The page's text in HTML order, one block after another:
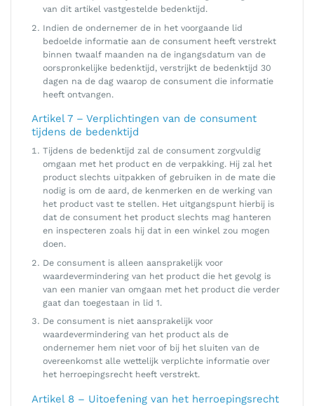
van dit artikel vastgestelde bedenktijd.
Indien de ondernemer de in het voorgaande lid
bedoelde informatie aan de consument heeft verstrekt
binnen twaalf maanden na de ingangsdatum van de
oorspronkelijke bedenktijd, verstrijkt de bedenktijd 30
dagen na de dag waarop de consument die informatie
heeft ontvangen.
Artikel 7 – Verplichtingen van de consument
tijdens de bedenktijd
Tijdens de bedenktijd zal de consument zorgvuldig
omgaan met het product en de verpakking. Hij zal het
product slechts uitpakken of gebruiken in de mate die
nodig is om de aard, de kenmerken en de werking van
het product vast te stellen. Het uitgangspunt hierbij is
dat de consument het product slechts mag hanteren
en inspecteren zoals hij dat in een winkel zou mogen
doen.
De consument is alleen aansprakelijk voor
waardevermindering van het product die het gevolg is
van een manier van omgaan met het product die verder
gaat dan toegestaan in lid 1.
De consument is niet aansprakelijk voor
waardevermindering van het product als de
ondernemer hem niet voor of bij het sluiten van de
overeenkomst alle wettelijk verplichte informatie over
het herroepingsrecht heeft verstrekt.
Artikel 8 – Uitoefening van het herroepingsrecht